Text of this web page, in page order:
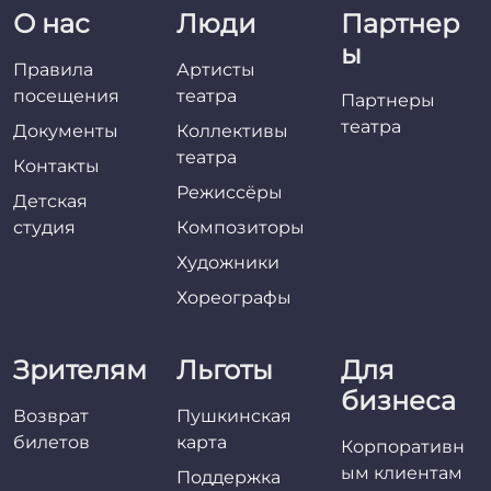
О нас
Правила
посещения
Документы
Контакты
Детская
студия
Люди
Артисты
театра
Коллективы
театра
Режиссёры
Композиторы
Художники
Хореографы
Партнер
ы
Партнеры
театра
Зрителям
Возврат
билетов
Льготы
Пушкинская
карта
Поддержка
Для
бизнеса
Корпоративн
ым клиентам